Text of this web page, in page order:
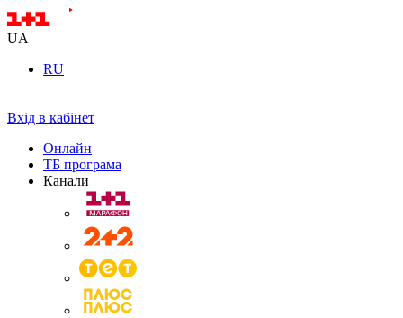
UA
RU
Вхід в кабінет
Онлайн
ТБ програма
Канали